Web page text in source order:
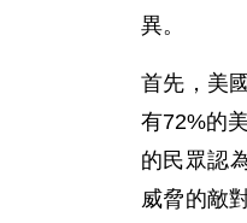
異。
首先，美
有72%的
的民眾認
威脅的敵